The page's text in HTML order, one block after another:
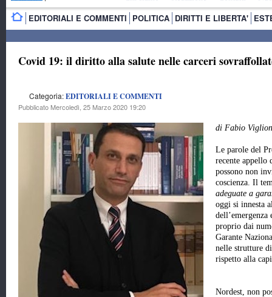
EDITORIALI E COMMENTI POLITICA DIRITTI E LIBERTA'
Covid 19: il diritto alla salute nelle carceri
Categoria:EDITORIALI E COMMENTI
Pubblicato Mercoledì, 25 Marzo 2020 19:20
di Fabio
Le parole del
recente appello
possono non
coscienza. Il
adeguate a
oggi si innesta
proprio dai
Garante
nelle strutture
rispetto alla
Nordest, non